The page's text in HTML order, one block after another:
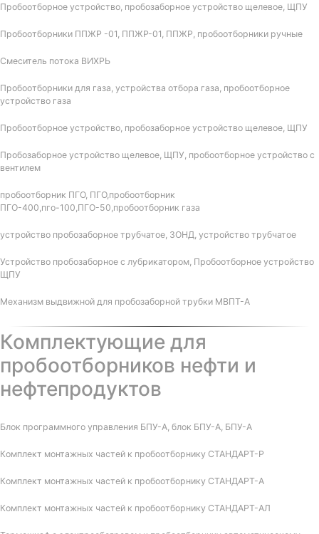
Пробоотборное устройство, пробозаборное устройство щелевое, ЩПУ
Пробоотборники ППЖР -01, ППЖР-01, ППЖР, пробоотборники ручные
Смеситель потока ВИХРЬ
Пробоотборники для газа, устройства отбора газа, пробоотборное
устройство газа
Пробоотборное устройство, пробозаборное устройство щелевое, ЩПУ
Пробозаборное устройство щелевое, ЩПУ, пробоотборное устройство с
вентилем
пробоотборник ПГО, ПГО,пробоотборник
ПГО-400,пго-100,ПГО-50,пробоотборник газа
устройство пробозаборное трубчатое, ЗОНД, устройство трубчатое
Устройство пробозаборное с лубрикатором, Пробоотборное устройство
ЩПУ
Механизм выдвижной для пробозаборной трубки МВПТ-А
Комплектующие для
пробоотборников нефти и
нефтепродуктов
Блок программного управления БПУ-А, блок БПУ-А, БПУ-А
Комплект монтажных частей к пробоотборнику СТАНДАРТ-Р
Комплект монтажных частей к пробоотборнику СТАНДАРТ-А
Комплект монтажных частей к пробоотборнику СТАНДАРТ-АЛ